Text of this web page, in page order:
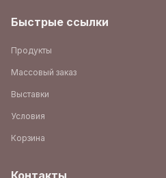
Быстрые ссылки
Продукты
Массовый заказ
Выставки
Условия
Корзина
Контакты